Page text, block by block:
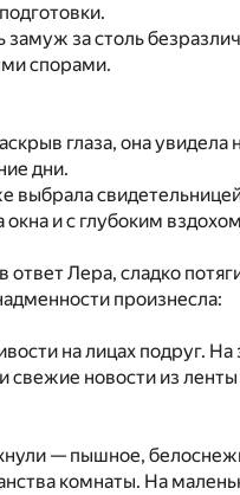
за столь
спорами.
глаза, она
дни.
выбрала
окна и с глубоким
Лера, сладко
произнесла:
на лицах подруг.
новости из ленты
— пышное,
комнаты. На